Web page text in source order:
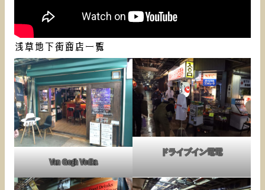
浅草地下街商店一覧
Van Gogh Vodka
ドライブイン電電